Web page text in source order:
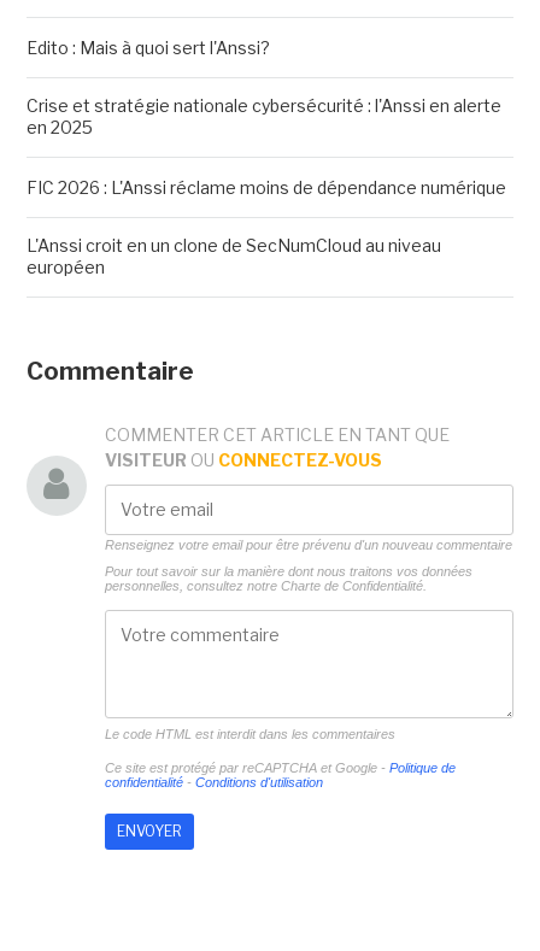
Edito : Mais à quoi sert l'Anssi?
Crise et stratégie nationale cybersécurité : l'Anssi en alerte
en 2025
FIC 2026 : L'Anssi réclame moins de dépendance numérique
L'Anssi croit en un clone de SecNumCloud au niveau
européen
Commentaire
COMMENTER CET ARTICLE EN TANT QUE
VISITEUR OU CONNECTEZ-VOUS
Renseignez votre email pour être prévenu d'un nouveau commentaire
Pour tout savoir sur la manière dont nous traitons vos données
personnelles, consultez notre Charte de Confidentialité.
Le code HTML est interdit dans les commentaires
Ce site est protégé par reCAPTCHA et Google - Politique de
confidentialité- Conditions d'utilisation